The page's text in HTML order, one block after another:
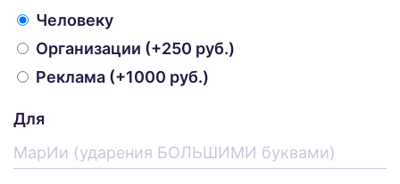
Человеку
Организации (+250 руб.)
Реклама (+1000 руб.)
Для